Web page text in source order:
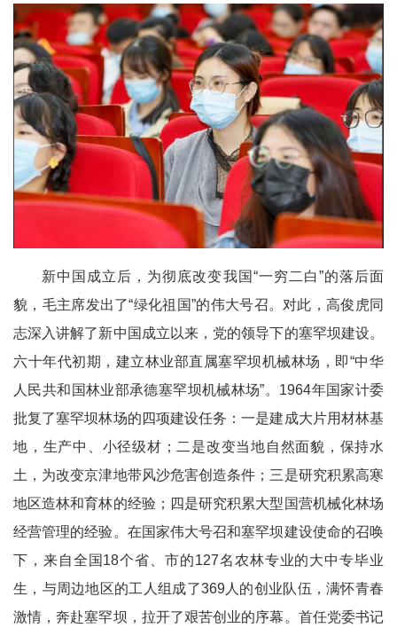
新中国成立后，为彻底改变我国“一穷二白”的落后面
貌，毛主席发出了“绿化祖国”的伟大号召。对此，高俊虎同
志深入讲解了新中国成立以来，党的领导下的塞罕坝建设。
六十年代初期，建立林业部直属塞罕坝机械林场，即“中华
人民共和国林业部承德塞罕坝机械林场”。1964年国家计委
批复了塞罕坝林场的四项建设任务：一是建成大片用材林基
地，生产中、小径级材；二是改变当地自然面貌，保持水
土，为改变京津地带风沙危害创造条件；三是研究积累高寒
地区造林和育林的经验；四是研究积累大型国营机械化林场
经营管理的经验。在国家伟大号召和塞罕坝建设使命的召唤
下，来自全国18个省、市的127名农林专业的大中专毕业
生，与周边地区的工人组成了369人的创业队伍，满怀青春
激情，奔赴塞罕坝，拉开了艰苦创业的序幕。首任党委书记